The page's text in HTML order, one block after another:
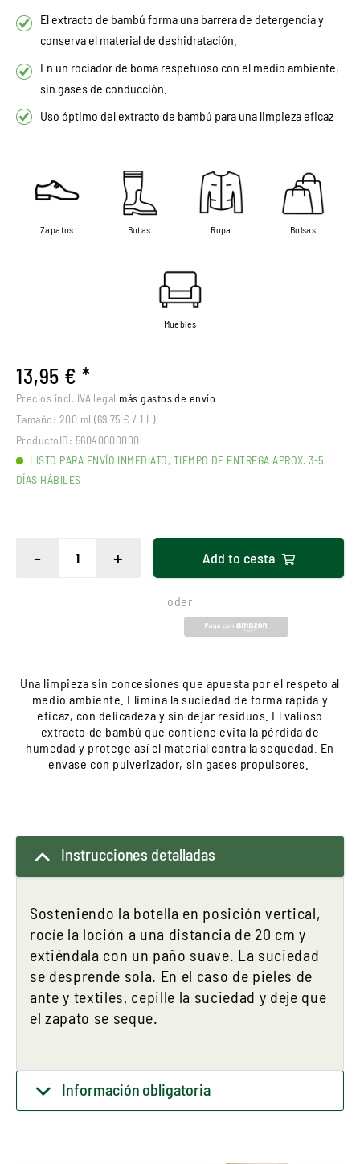
El extracto de bambú forma una barrera de detergencia y
conserva el material de deshidratación.
En un rociador de boma respetuoso con el medio ambiente,
sin gases de conducción.
Uso óptimo del extracto de bambú para una limpieza eficaz
Zapatos Botas Ropa Bolsas
Muebles
13,95 € *
Precios incl. IVA legal más gastos de envío
Tamaño: 200 ml (69,75 € / 1 L)
ProductoID: 56040000000
LISTO PARA ENVÍO INMEDIATO, TIEMPO DE ENTREGA APROX. 3-5
DÍAS HÁBILES
- + Add to cesta
oder
Una limpieza sin concesiones que apuesta por el respeto al
medio ambiente. Elimina la suciedad de forma rápida y
eficaz, con delicadeza y sin dejar residuos. El valioso
extracto de bambú que contiene evita la pérdida de
humedad y protege así el material contra la sequedad. En
envase con pulverizador, sin gases propulsores.
Instrucciones detalladas
Sosteniendo la botella en posición vertical,
rocíe la loción a una distancia de 20 cm y
extiéndala con un paño suave. La suciedad
se desprende sola. En el caso de pieles de
ante y textiles, cepille la suciedad y deje que
el zapato se seque.
Información obligatoria